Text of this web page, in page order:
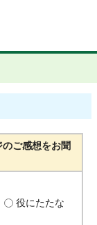
ご感想をお聞
役にたたな